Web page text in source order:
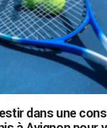
dans une